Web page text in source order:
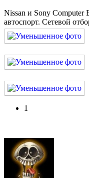
Nissan и Sony Computer
автоспорт. Сетевой
1